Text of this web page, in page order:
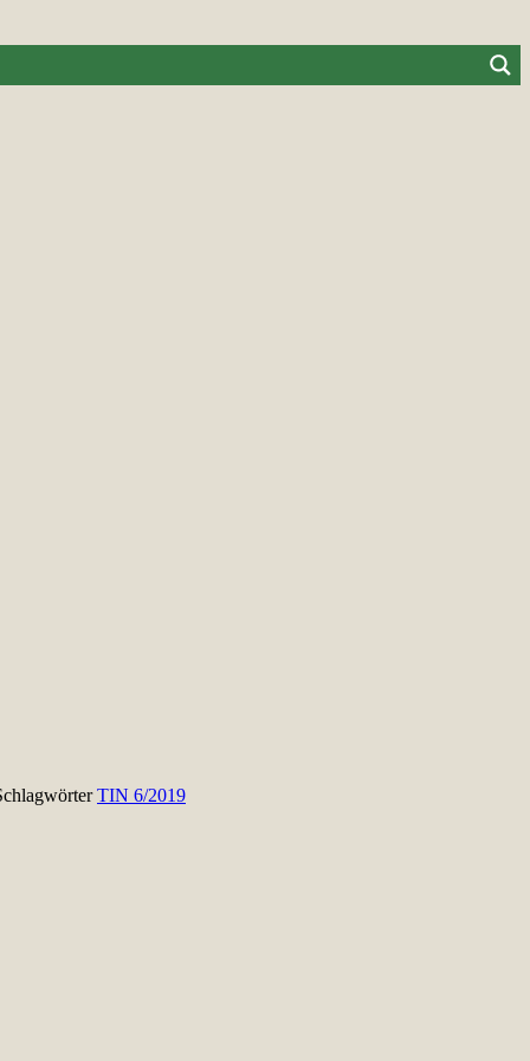
TIN 6/2019